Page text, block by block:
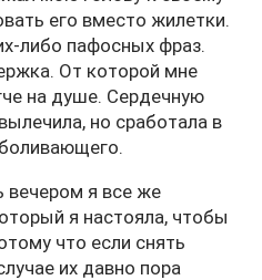
его вместо жилетки.
либо пафосных фраз.
От которой мне
на душе. Сердечную
но сработала в
вечером я все же
я настояла, чтобы
что если снять
их давно пора